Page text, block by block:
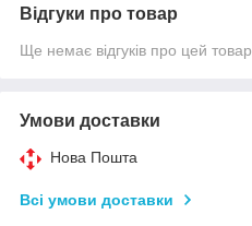
Відгуки про товар
Ще немає відгуків про цей товар
Умови доставки
Нова Пошта
Всі умови доставки